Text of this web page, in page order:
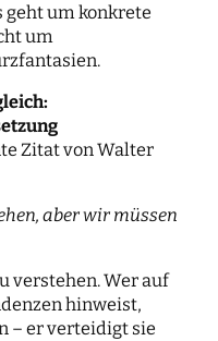
geht um konkrete
um
Zitat von Walter
aber wir müssen
verstehen. Wer auf
hinweist,
– er verteidigt sie